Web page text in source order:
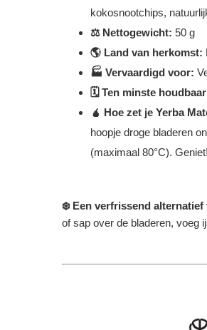
kokosnootchips,
⚖️ Nettogewicht: 50 g
🌎 Land van herkomst:
🏭 Vervaardigd voor:
🗓️ Ten minste
🧉 Hoe zet je Yerba
hoopje droge bladeren
(maximaal 80°C). Geniet!
❄️ Een verfrissend alternatief
of sap over de bladeren, voeg